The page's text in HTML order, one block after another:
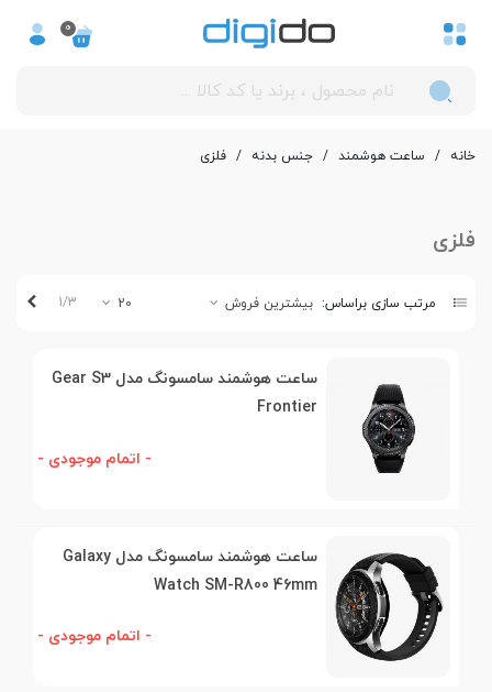
0
خانه / ساعت هوشمند / جنس بدنه / فلزی
فلزی
مرتب سازی براساس: بیشترین فروش 20
1/3
ساعت هوشمند سامسونگ مدل Gear S3
Frontier
- اتمام موجودی -
ساعت هوشمند سامسونگ مدل Galaxy
Watch SM-R800 46mm
- اتمام موجودی -